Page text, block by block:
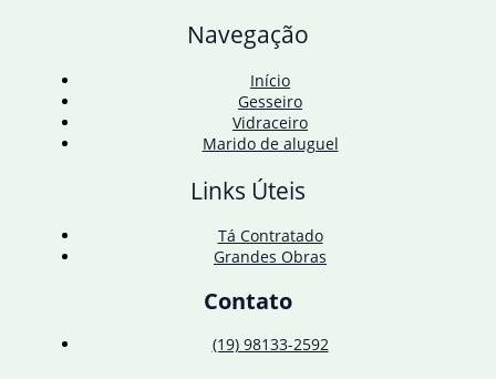
Navegação
Início
Gesseiro
Vidraceiro
Marido de aluguel
Links Úteis
Tá Contratado
Grandes Obras
Contato
(19) 98133-2592